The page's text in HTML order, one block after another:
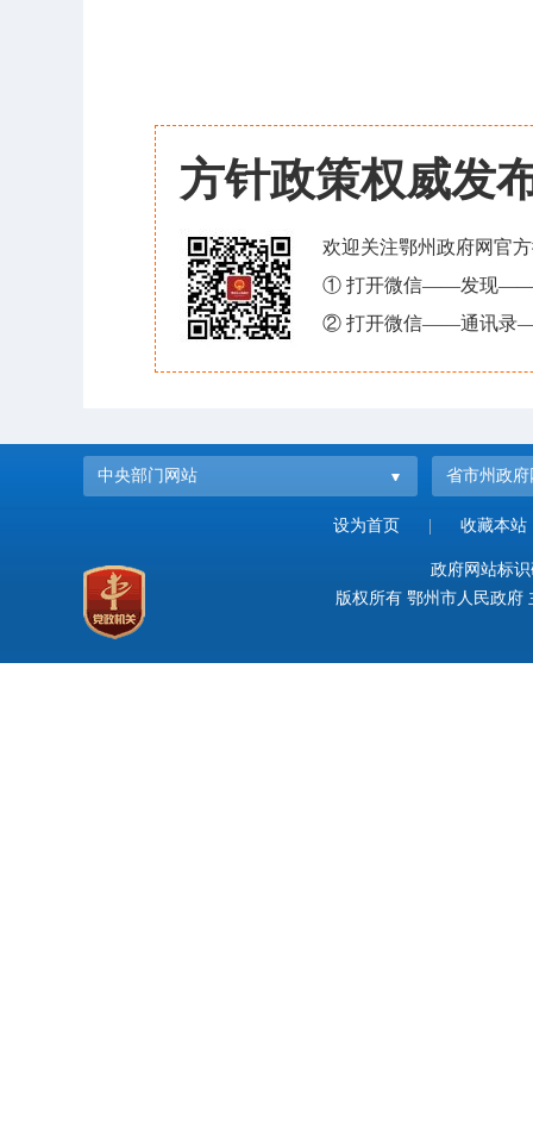
方针政策权威发
欢迎关注鄂州政府网官
① 打开微信——发现——
② 打开微信——通讯录
中央部门网站 省市州政府
设为首页 收藏本站
政府网站标
版权所有 鄂州市人民政府